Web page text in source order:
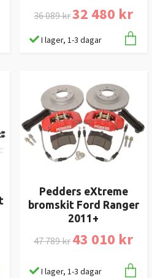
36 089 kr32 480 kr
I lager, 1-3 dagar
Pedders eXtreme
bromskit Ford Ranger
2011+
47 789 kr 43 010 kr
I lager, 1-3 dagar